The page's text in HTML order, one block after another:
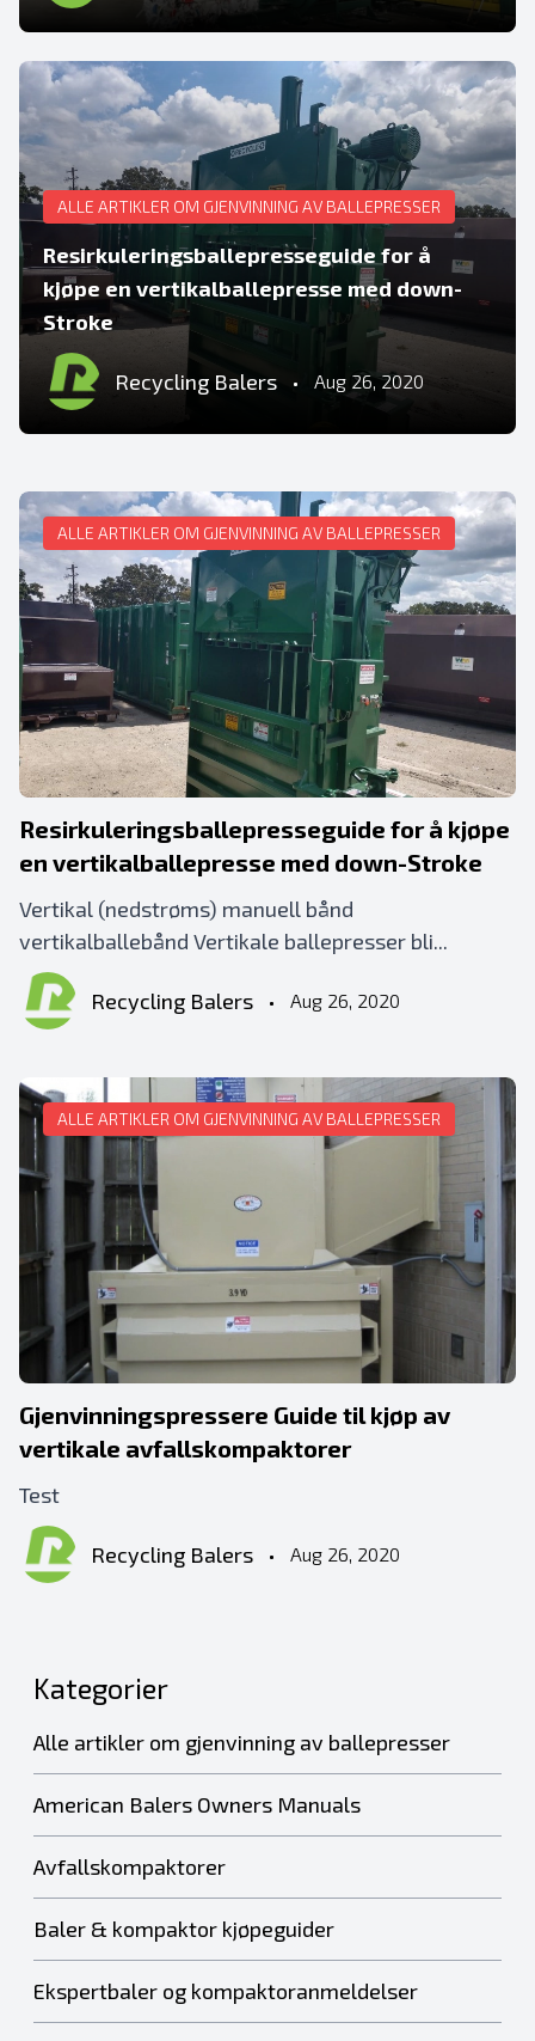
ALLE ARTIKLER OM GJENVINNING AV BALLEPRESSER
Resirkuleringsballepresseguide for å
kjøpe en vertikalballepresse med down-
Stroke
Recycling Balers • Aug 26, 2020
ALLE ARTIKLER OM GJENVINNING AV BALLEPRESSER
Resirkuleringsballepresseguide for å kjøpe
en vertikalballepresse med down-Stroke
Vertikal (nedstrøms) manuell bånd
vertikalballebånd Vertikale ballepresser bli...
Recycling Balers • Aug 26, 2020
ALLE ARTIKLER OM GJENVINNING AV BALLEPRESSER
Gjenvinningspressere Guide til kjøp av
vertikale avfallskompaktorer
Test
Recycling Balers • Aug 26, 2020
Kategorier
Alle artikler om gjenvinning av ballepresser
American Balers Owners Manuals
Avfallskompaktorer
Baler & kompaktor kjøpeguider
Ekspertbaler og kompaktoranmeldelser